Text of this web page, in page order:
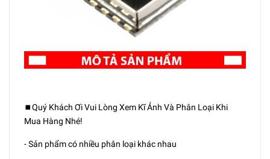
⏹️Quý Khách Ơi Vui Lòng Xem Kĩ Ảnh Và Phân Loại Khi
Mua Hàng Nhé!
- Sản phẩm có nhiều phân loại khác nhau